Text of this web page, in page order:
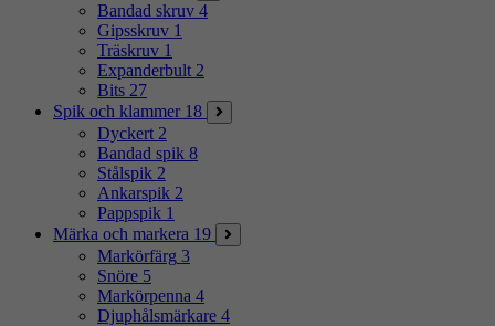
Bandad skruv 4
Gipsskruv 1
Träskruv 1
Expanderbult 2
Bits 27
Spik och klammer 18
Dyckert 2
Bandad spik 8
Stålspik 2
Ankarspik 2
Pappspik 1
Märka och markera 19
Markörfärg 3
Snöre 5
Markörpenna 4
Djuphålsmärkare 4